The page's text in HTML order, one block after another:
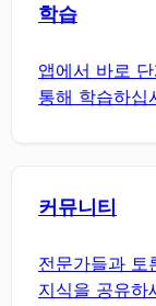
학습
앱에서 바로
통해 학습하십
커뮤니티
전문가들과 토
지식을 공유하